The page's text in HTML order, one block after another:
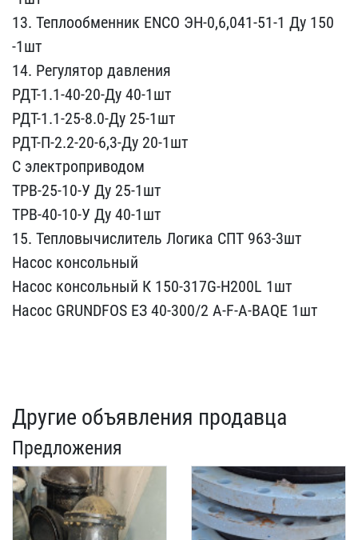
13. Тепл​ообменник ENCO ЭН-0,6,04​1-51-1 Ду 150
-1шт
14. Р​егулятор давления
РДТ-1.​1-40-20-Ду 40-1шт
РДТ-1.​1-25-8.0-Ду 25-1шт
РДТ-П​-2.2-20-6,3-Ду 20-1шт
С ​электроприводом
ТРВ-25-1​0-У Ду 25-1шт
ТРВ-40-10-​У Ду 40-1шт
15. Тепловыч​ислитель Логика СПТ 96​3-3шт
Насос консольный
​Насос консольный К 15​0-317G-H200L 1шт
Насос​ GRUNDFOS ЕЗ 40-300/2 ​A-F-A-BAQE 1шт
Другие объявления продавца
Предложения